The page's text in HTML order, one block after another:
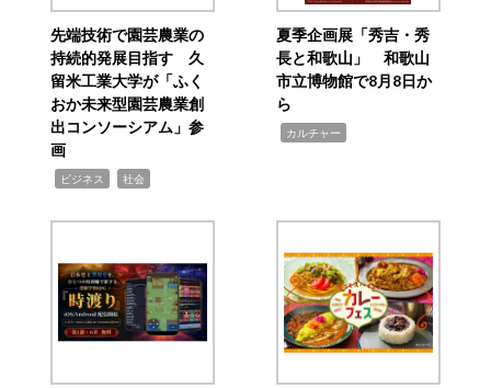
先端技術で園芸農業の
持続的発展目指す 久
留米工業大学が「ふく
おか未来型園芸農業創
出コンソーシアム」参
画
ビジネス 社会
夏季企画展「秀吉・秀
長と和歌山」 和歌山
市立博物館で8月8日か
ら
カルチャー